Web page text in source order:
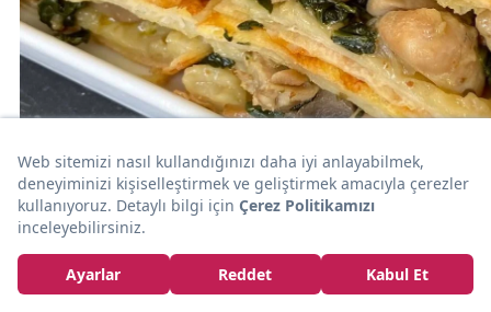
20dk
HAMUR İŞİ
Farklı Börek Arayanlara: Mantarlı Ispanaklı Tavuklu
Börek